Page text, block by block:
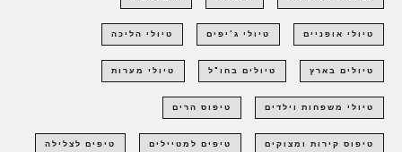
טיולי אופניים טיולי ג'יפים טיולי הליכה
טיולים בארץ טיולים בחו"ל טיולי מערות
טיולי משפחות וילדים טיפוס הרים
טיפוס קירות ומצוקים טיפים למטיילים טיפים לצלילה